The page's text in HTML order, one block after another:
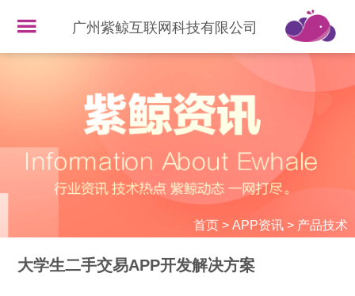
广州紫鲸互联网科技有限公司
首页> APP资讯> 产品技术
大学生二手交易APP开发解决方案